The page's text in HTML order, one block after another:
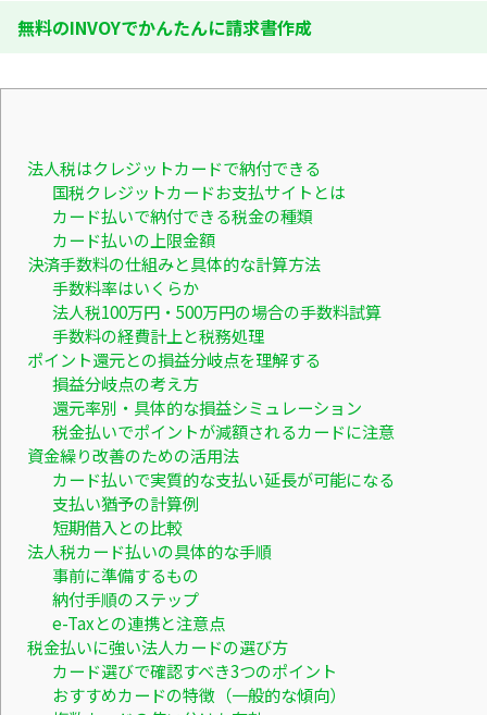
無料のINVOYでかんたんに請求書作成
法人税はクレジットカードで納付できる
国税クレジットカードお支払サイトとは
カード払いで納付できる税金の種類
カード払いの上限金額
決済手数料の仕組みと具体的な計算方法
手数料率はいくらか
法人税100万円・500万円の場合の手数料試算
手数料の経費計上と税務処理
ポイント還元との損益分岐点を理解する
損益分岐点の考え方
還元率別・具体的な損益シミュレーション
税金払いでポイントが減額されるカードに注意
資金繰り改善のための活用法
カード払いで実質的な支払い延長が可能になる
支払い猶予の計算例
短期借入との比較
法人税カード払いの具体的な手順
事前に準備するもの
納付手順のステップ
e-Taxとの連携と注意点
税金払いに強い法人カードの選び方
カード選びで確認すべき3つのポイント
おすすめカードの特徴（一般的な傾向）